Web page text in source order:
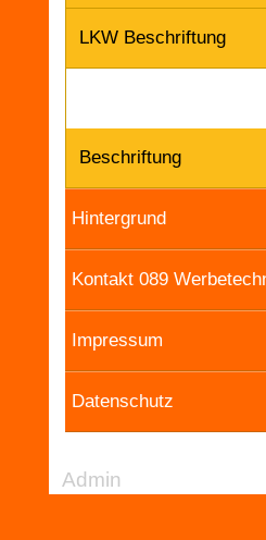
LKW Beschriftung
Beschriftung
Hintergrund
Kontakt 089
Impressum
Datenschutz
Admin